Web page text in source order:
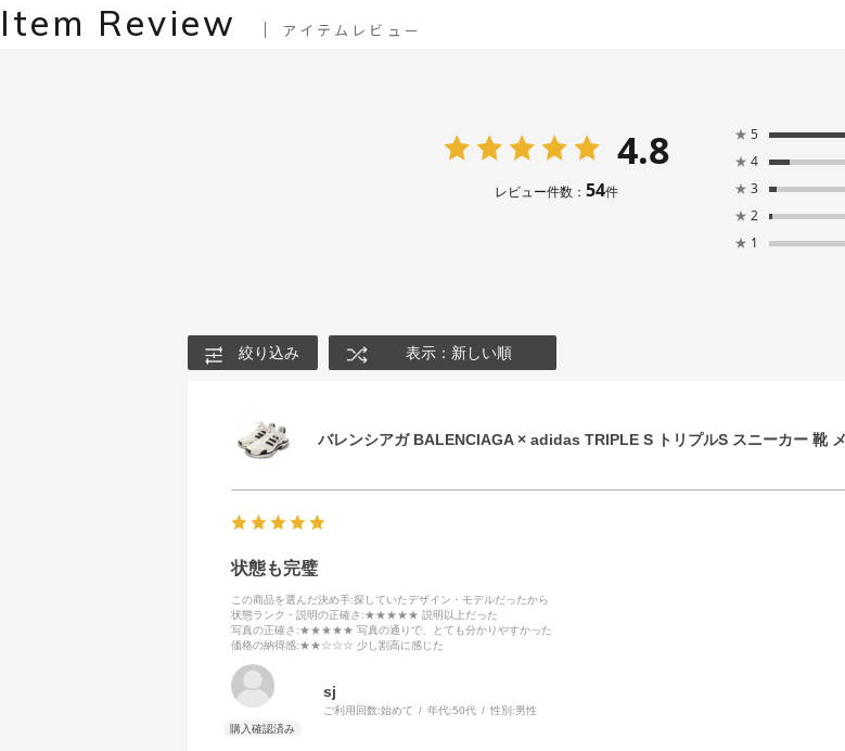
Item Review アイテムレビュー
4.8
レビュー件数： 54件
★ 5
★ 4
★ 3
★ 2
★ 1
絞り込み 表示：新しい順
バレンシアガ BALENCIAGA × adidas TRIPLE S トリプルS スニーカー 靴
状態も完璧
この商品を選んだ決め手:探していたデザイン・モデルだったから
状態ランク・説明の正確さ :★★★★★ 説明以上だった
写真の正確さ :★★★★★ 写真の通りで、とても分かりやすかった
価格の納得感:★★☆☆☆ 少し割高に感じた
sj
ご利用回数:始めて 年代:50代 性別:男性